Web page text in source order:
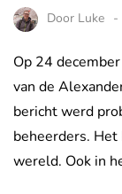
Door Luke
Op 24
van de
bericht werd
beheerders.
wereld. Ook in